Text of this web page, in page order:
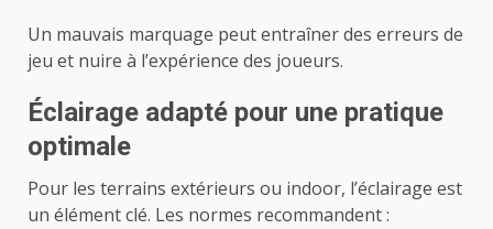
Un mauvais marquage peut entraîner des erreurs de
jeu et nuire à l’expérience des joueurs.
Éclairage adapté pour une pratique
optimale
Pour les terrains extérieurs ou indoor, l’éclairage est
un élément clé. Les normes recommandent :